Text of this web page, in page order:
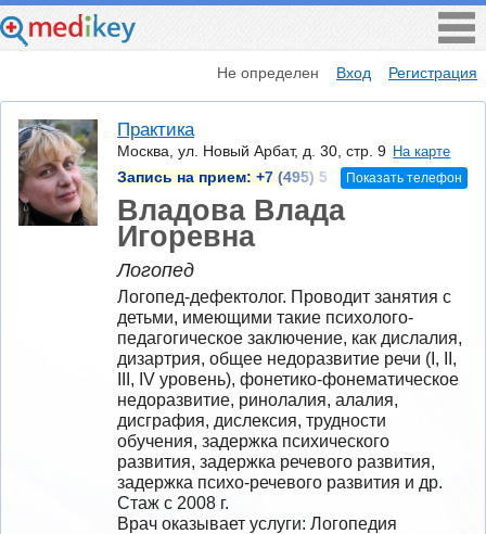
Не определен Вход Регистрация
Практика
Москва, ул. Новый Арбат, д. 30, стр. 9 На карте
Запись на прием: +7 (495) 5 Показать телефон
Владова Влада
Игоревна
Логопед
Логопед-​дефектолог. Проводит занятия с
детьми, имеющими такие психолого-​
педагогическое заключение, как дислалия,
дизартрия, общее недоразвитие речи (I, II,
III, IV уровень), фонетико-​фонематическое
недоразвитие, ринолалия, алалия,
дисграфия, дислексия, трудности
обучения, задержка психического
развития, задержка речевого развития,
задержка психо-​речевого развития и др.
Стаж с 2008 г.
Врач оказывает услуги: Логопедия